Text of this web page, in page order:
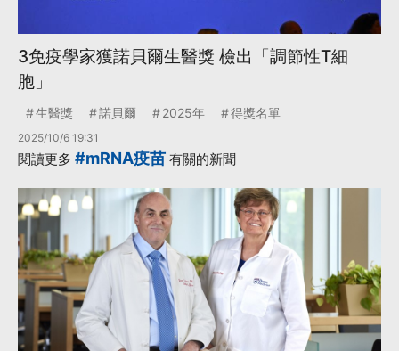
3免疫學家獲諾貝爾生醫獎 檢出「調節性T細
胞」
生醫獎 諾貝爾 2025年 得獎名單
2025/10/6 19:31
閱讀更多 #mRNA疫苗 有關的新聞